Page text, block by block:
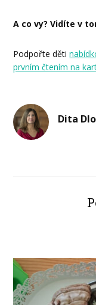
A co vy? Vidíte v
Podpořte děti
prvním čtením na
Dita